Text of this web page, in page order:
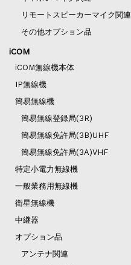
リモートスピーカーマイク関連
その他オプション品
iCOM
iCOM無線機本体
IP無線機
簡易無線機
簡易無線登録局(3R)
簡易無線免許局(3B)UHF
簡易無線免許局(3A)VHF
特定小電力無線機
一般業務用無線機
衛星無線機
中継器
オプション品
アンテナ関連